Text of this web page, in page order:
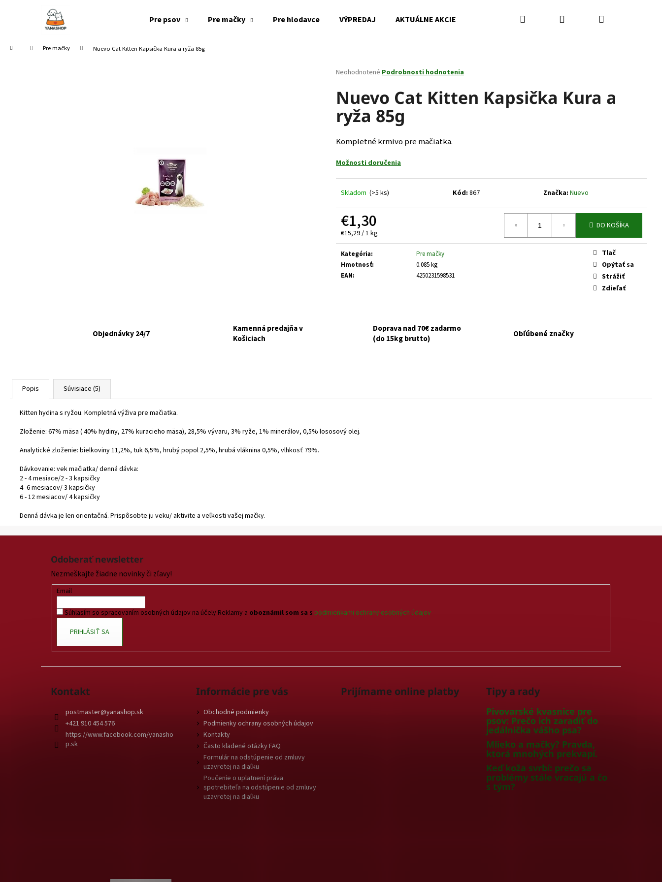
Pre psov Pre mačky Pre hlodavce VÝPREDAJ AKTUÁLNE AKCIE Kamenná predajňa Kontakty
Hľadať PrihlásenieNákupný
Domov Pre mačky Nuevo Cat Kitten Kapsička Kura a ryža 85g
Priemerné
produktu
je
hviezdičiek.
Neohodnotené Podrobnosti hodnotenia
Nuevo Cat Kitten Kapsička Kura a
ryža 85g
Kompletné krmivo pre mačiatka.
Možnosti doručenia
Skladom (>5 ks) Kód: 867 Značka: Nuevo
€1,30
Jednotková
cena:
€15,29 / 1 kg
DO KOŠÍKA
Kategória:
Pre mačky
Hmotnosť:
0.085 kg
EAN: 4250231598531
Tlač
Opýtať sa
Strážiť
Zdieľať
Objednávky 24/7
Kamenná predajňa v
Košiciach
Doprava nad 70€ zadarmo
(do 15kg brutto)
Obľúbené značky
Popis Súvisiace (5)
Kitten hydina s ryžou. Kompletná výživa pre mačiatka.
Zloženie: 67% mäsa ( 40% hydiny, 27% kuracieho mäsa), 28,5% vývaru, 3% ryže, 1% minerálov, 0,5% lososový olej.
Analytické zloženie: bielkoviny 11,2%, tuk 6,5%, hrubý popol 2,5%, hrubá vláknina 0,5%, vlhkosť 79%.
Dávkovanie: vek mačiatka/ denná dávka:
2 - 4 mesiace/2 - 3 kapsičky
4 -6 mesiacov/ 3 kapsičky
6 - 12 mesiacov/ 4 kapsičky
Denná dávka je len orientačná. Prispôsobte ju veku/ aktivite a veľkosti vašej mačky.
Späť
Späť
HĽADAŤ
Nasledujúce
FELIX CAT ADULT KAPSIČKY FANTASTIC VÝBER
€16,90
Z
Odoberať newsletter
Nezmeškajte žiadne novinky či zľavy!
Email
Súhlasím so spracovaním osobných údajov na účely Reklamy a oboznámil som sa s podmienkami ochrany osobných údajov
PRIHLÁSIŤ SA
Kontakt
postmaster@yanashop.sk
+421 910 454 576
https://www.facebook.com/yanasho
p.sk
Informácie pre vás
Obchodné podmienky
Podmienky ochrany osobných údajov
Kontakty
Často kladené otázky FAQ
Formulár na odstúpenie od zmluvy
uzavretej na diaľku
Poučenie o uplatnení práva
spotrebiteľa na odstúpenie od zmluvy
uzavretej na diaľku
Prijímame online platby Tipy a rady
Pivovarské kvasnice pre
psov: Prečo ich zaradiť do
jedálnička vášho psa?
Mlieko a mačky? Pravda,
ktorá mnohých prekvapí.
Keď koža svrbí: prečo sa
problémy stále vracajú a čo
s tým?